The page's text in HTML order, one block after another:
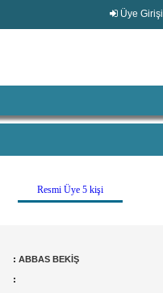
Üye Girişi
Resmi Üye 5 kişi
: ABBAS BEKİŞ
: